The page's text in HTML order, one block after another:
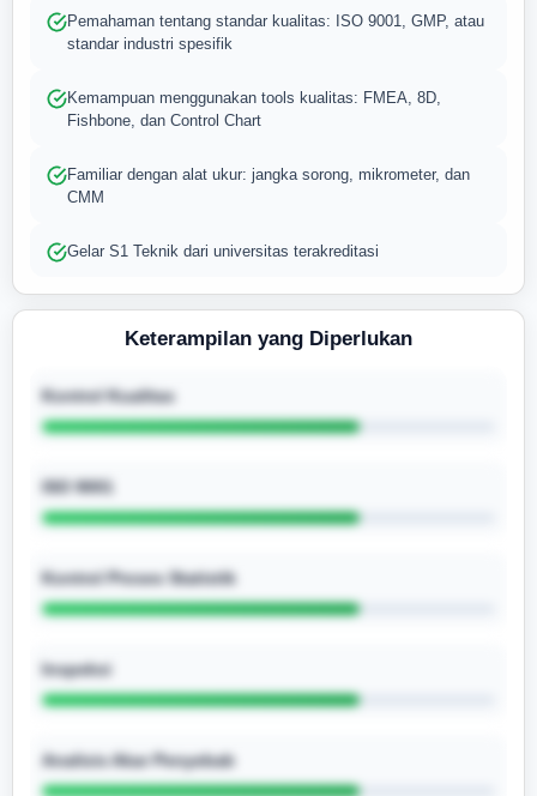
Pemahaman tentang standar kualitas: ISO 9001, GMP, atau
standar industri spesifik
Kemampuan menggunakan tools kualitas: FMEA, 8D,
Fishbone, dan Control Chart
Familiar dengan alat ukur: jangka sorong, mikrometer, dan
CMM
Gelar S1 Teknik dari universitas terakreditasi
Keterampilan yang Diperlukan
Kontrol Kualitas
ISO 9001
Kontrol Proses Statistik
Inspeksi
Analisis Akar Penyebab